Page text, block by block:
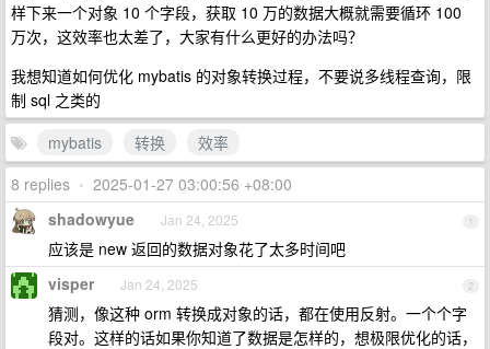
样下来一个对象 10 个字段，获取 10 万的数据大概就需要循环 100
万次，这效率也太差了，大家有什么更好的办法吗？
我想知道如何优化 mybatis 的对象转换过程，不要说多线程查询，限
制 sql 之类的
mybatis
转换
效率
8 replies • 2025-01-27 03:00:56 +08:00
1
shadowyue Jan 24, 2025
应该是 new 返回的数据对象花了太多时间吧
2
visper Jan 24, 2025
猜测，像这种 orm 转换成对象的话，都在使用反射。一个个字
段对。这样的话如果你知道了数据是怎样的，想极限优化的话，